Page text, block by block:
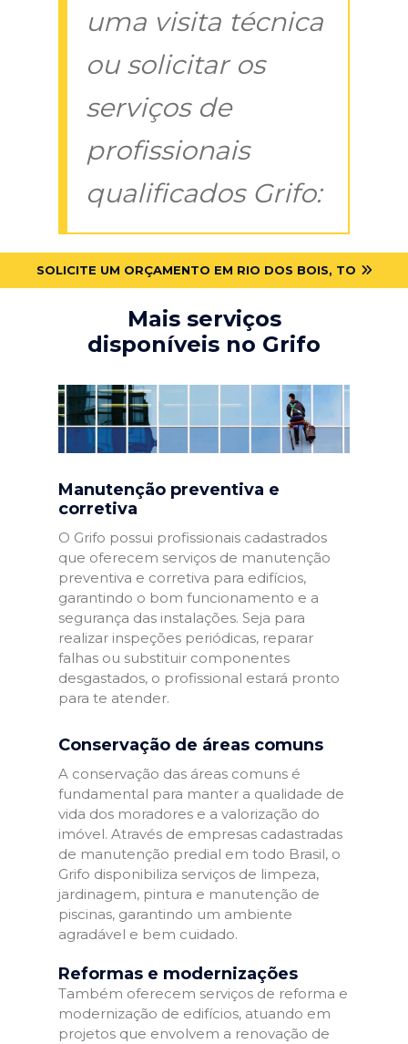
uma visita técnica
ou solicitar os
serviços de
profissionais
qualificados Grifo:
SOLICITE UM ORÇAMENTO EM RIO DOS BOIS, TO
Mais serviços
disponíveis no Grifo
Manutenção preventiva e
corretiva
O Grifo possui profissionais cadastrados
que oferecem serviços de manutenção
preventiva e corretiva para edifícios,
garantindo o bom funcionamento e a
segurança das instalações. Seja para
realizar inspeções periódicas, reparar
falhas ou substituir componentes
desgastados, o profissional estará pronto
para te atender.
Conservação de áreas comuns
A conservação das áreas comuns é
fundamental para manter a qualidade de
vida dos moradores e a valorização do
imóvel. Através de empresas cadastradas
de manutenção predial em todo Brasil, o
Grifo disponibiliza serviços de limpeza,
jardinagem, pintura e manutenção de
piscinas, garantindo um ambiente
agradável e bem cuidado.
Reformas e modernizações
Também oferecem serviços de reforma e
modernização de edifícios, atuando em
projetos que envolvem a renovação de